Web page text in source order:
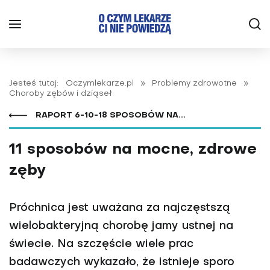
Jesteś tutaj: Oczymlekarze.pl » Problemy zdrowotne
»
Choroby zębów i dziąseł
RAPORT 6-10-18 SPOSOBÓW NA...
11 sposobów na mocne, zdrowe
zęby
Próchnica jest uważana za najczęstszą
wielobakteryjną chorobę jamy ustnej na
świecie. Na szczęście wiele prac
badawczych wykazało, że istnieje sporo